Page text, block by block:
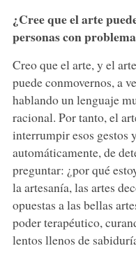
¿Cree que el arte
personas con
Creo que el arte, y el
puede conmovernos, a
hablando un lenguaje
racional. Por tanto, el
interrumpir esos gestos
automáticamente, de
preguntar: ¿por qué
la artesanía, las artes
opuestas a las bellas
poder terapéutico,
lentos llenos de